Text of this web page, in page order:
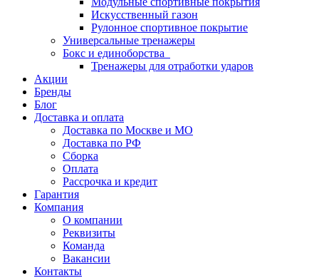
Искусственный газон
Рулонное спортивное покрытие
Универсальные тренажеры
Бокс и единоборства
Тренажеры для отработки ударов
Акции
Бренды
Блог
Доставка и оплата
Доставка по Москве и МО
Доставка по РФ
Сборка
Оплата
Рассрочка и кредит
Гарантия
Компания
О компании
Реквизиты
Команда
Вакансии
Контакты